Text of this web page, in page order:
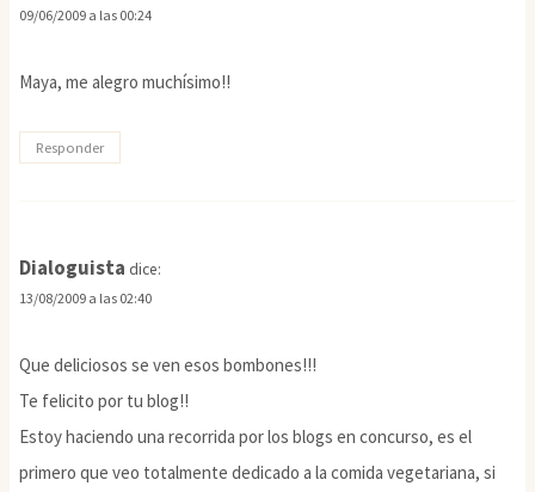
09/06/2009 a las 00:24
Maya, me alegro muchísimo!!
Responder
Dialoguista dice:
13/08/2009 a las 02:40
Que deliciosos se ven esos bombones!!!
Te felicito por tu blog!!
Estoy haciendo una recorrida por los blogs en concurso, es el
primero que veo totalmente dedicado a la comida vegetariana, si